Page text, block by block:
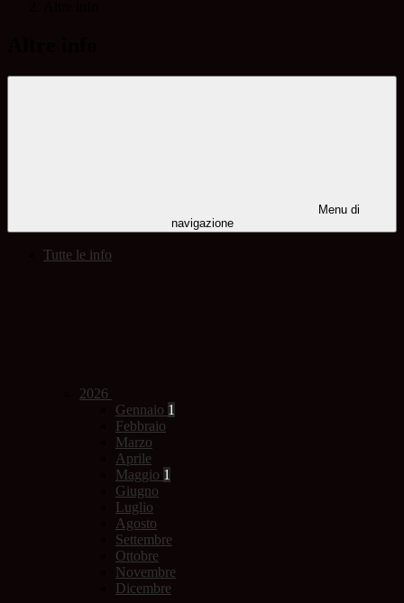
Menu di
navigazione
Tutte le info
2026
Gennaio 1
Febbraio
Marzo
Aprile
Maggio 1
Giugno
Luglio
Agosto
Settembre
Ottobre
Novembre
Dicembre